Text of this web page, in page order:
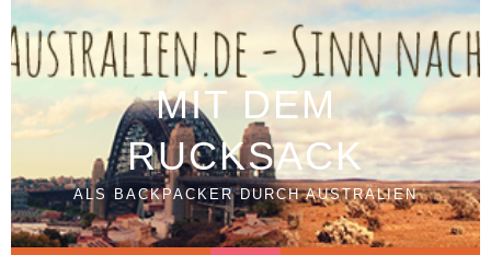
Springe
zum
Inhalt
MIT DEM
RUCKSACK
ALS BACKPACKER DURCH AUSTRALIEN